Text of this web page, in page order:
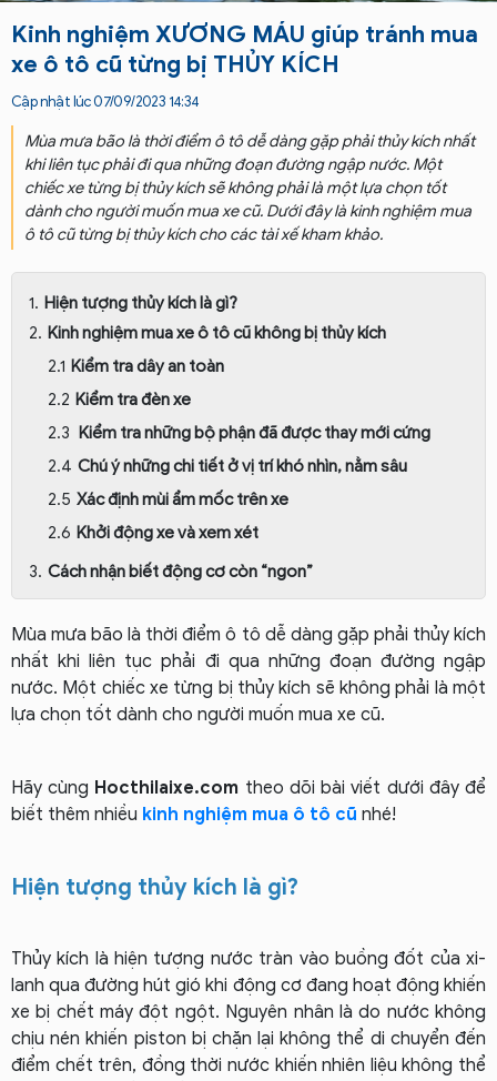
Kinh nghiệm XƯƠNG MÁU giúp tránh mua
xe ô tô cũ từng bị THỦY KÍCH
Cập nhật lúc 07/09/2023 14:34
Mùa mưa bão là thời điểm ô tô dễ dàng gặp phải thủy kích nhất
khi liên tục phải đi qua những đoạn đường ngập nước. Một
chiếc xe từng bị thủy kích sẽ không phải là một lựa chọn tốt
dành cho người muốn mua xe cũ. Dưới đây là kinh nghiệm mua
ô tô cũ từng bị thủy kích cho các tài xế kham khảo.
Hiện tượng thủy kích là gì?
Kinh nghiệm mua xe ô tô cũ không bị thủy kích
Kiểm tra dây an toàn
Kiểm tra đèn xe
Kiểm tra những bộ phận đã được thay mới cứng
Chú ý những chi tiết ở vị trí khó nhìn, nằm sâu
Xác định mùi ẩm mốc trên xe
Khởi động xe và xem xét
Cách nhận biết động cơ còn “ngon”
Mùa mưa bão là thời điểm ô tô dễ dàng gặp phải thủy kích
nhất khi liên tục phải đi qua những đoạn đường ngập
nước. Một chiếc xe từng bị thủy kích sẽ không phải là một
lựa chọn tốt dành cho người muốn mua xe cũ.
Hãy cùng Hocthilaixe.com theo dõi bài viết dưới đây để
biết thêm nhiều kinh nghiệm mua ô tô cũ nhé!
Hiện tượng thủy kích là gì?
Thủy kích là hiện tượng nước tràn vào buồng đốt của xi-
lanh qua đường hút gió khi động cơ đang hoạt động khiến
xe bị chết máy đột ngột. Nguyên nhân là do nước không
chịu nén khiến piston bị chặn lại không thể di chuyển đến
điểm chết trên, đồng thời nước khiến nhiên liệu không thể